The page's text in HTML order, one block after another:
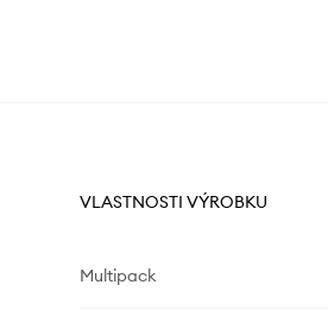
VLASTNOSTI VÝROBKU
Multipack